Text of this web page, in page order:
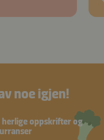
noe igjen!
oppskrifter og